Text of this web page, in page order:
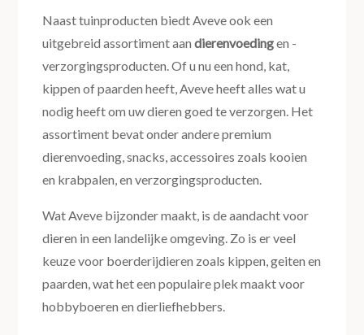
Naast tuinproducten biedt Aveve ook een
uitgebreid assortiment aandierenvoedingen -
verzorgingsproducten. Of u nu een hond, kat,
kippen of paarden heeft, Aveve heeft alles wat u
nodig heeft om uw dieren goed te verzorgen. Het
assortiment bevat onder andere premium
dierenvoeding, snacks, accessoires zoals kooien
en krabpalen, en verzorgingsproducten.
Wat Aveve bijzonder maakt, is de aandacht voor
dieren in een landelijke omgeving. Zo is er veel
keuze voor boerderijdieren zoals kippen, geiten en
paarden, wat het een populaire plek maakt voor
hobbyboeren en dierliefhebbers.